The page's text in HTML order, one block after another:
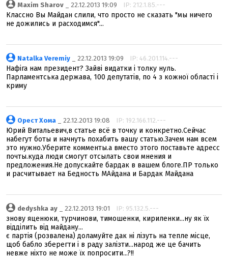
Maxim Sharov _ 22.12.2013 19:09 IP: 212.1.85.---
Классно Вы Майдан слили, что просто не сказать "мы ничего
не дожились и расходимся"...
Natalka Veremiy _ 22.12.2013 19:09 IP: 46.201.114.---
Нафіга нам президент? Зайві видатки і толку нуль.
Парламентська держава, 100 депутатів, по 4 з кожної області і
криму
Орест Хома _ 22.12.2013 19:08 IP: 192.166.112.---
Юрий Витальевич,в статье всё в точку и конкретно.Сейчас
набегут боты и начнуть похабить вашу статью.Зачем нам всем
это нужно.Уберите комменты.а вместо этого поставьте адресс
почты.куда люди смогут отсылать свои мнения и
предложения.Не допускайте бардак в вашем блоге.ПР только
и расчитывает на Бедность МАйдана и Бардак Майдана
dedyshka ay _ 22.12.2013 19:01 IP: 95.132.5.---
знову яценюки, турчинови, тимошенки, кириленки...ну як їх
відділить від майдану...
є партія (розвалена) доламуйте дак ні лізуть на тепле місце,
щоб бабло зберегти і в раду залізти...народ же це бачить
невже ніхто не може їх попросити...?!!